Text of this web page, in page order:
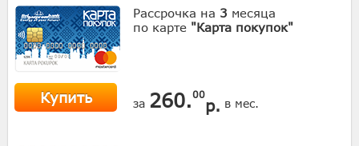
Рассрочка на 3 месяца
по карте "Карта покупок"
Купить за 260.00
р. в мес.